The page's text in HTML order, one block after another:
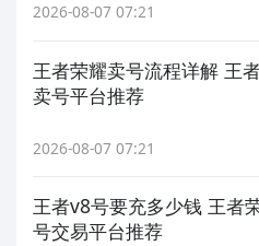
2026-08-07 07:21
王者荣耀卖号流程详解 王
卖号平台推荐
2026-08-07 07:21
王者v8号要充多少钱 王者
号交易平台推荐